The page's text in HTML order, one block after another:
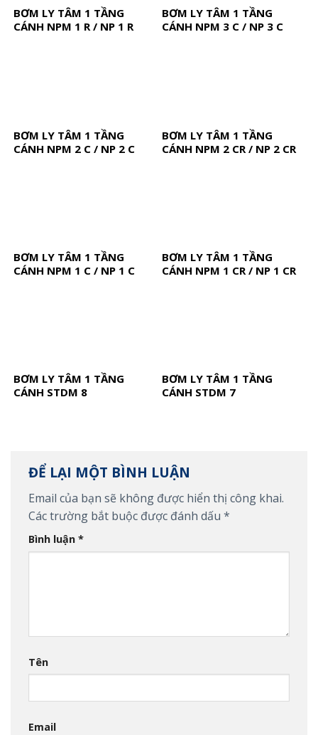
BƠM LY TÂM 1 TẦNG
CÁNH NPM 1 R / NP 1 R
BƠM LY TÂM 1 TẦNG
CÁNH NPM 3 C / NP 3 C
BƠM LY TÂM 1 TẦNG
CÁNH NPM 2 C / NP 2 C
BƠM LY TÂM 1 TẦNG
CÁNH NPM 2 CR / NP 2 CR
BƠM LY TÂM 1 TẦNG
CÁNH NPM 1 C / NP 1 C
BƠM LY TÂM 1 TẦNG
CÁNH NPM 1 CR / NP 1 CR
BƠM LY TÂM 1 TẦNG
CÁNH STDM 8
BƠM LY TÂM 1 TẦNG
CÁNH STDM 7
ĐỂ LẠI MỘT BÌNH LUẬN
Email của bạn sẽ không được hiển thị công khai.
Các trường bắt buộc được đánh dấu *
Bình luận *
Tên
Email